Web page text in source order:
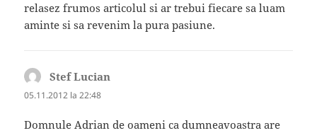
relasez frumos articolul si ar trebui fiecare sa luam
aminte si sa revenim la pura pasiune.
Stef Lucian
05.11.2012 la 22:48
Domnule Adrian de oameni ca dumneavoastra are